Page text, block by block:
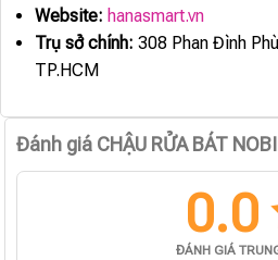
Website: hanasmart.vn
Trụ sở chính: 308 Phan Đình
TP.HCM
Đánh giá CHẬU RỬA BÁT
0.0
ĐÁNH GIÁ